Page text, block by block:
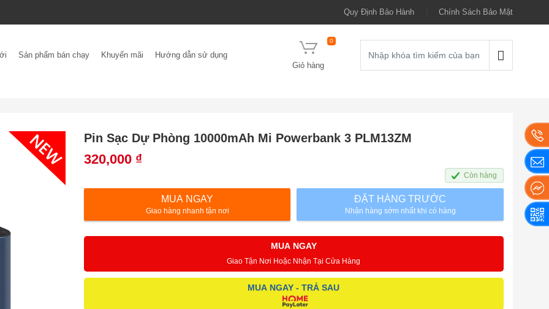
Quy Định Bảo Hành Chính Sách Bảo Mật
Sản phẩm bán chạy Khuyến mãi
Hướng dẫn sử dụng
Giỏ hàng
0
Pin Sạc Dự Phòng 10000mAh Mi Powerbank 3 PLM13ZM
320,000 ₫
Còn hàng
MUA NGAY
Giao hàng nhanh tận nơi
ĐẶT HÀNG TRƯỚC
Nhận hàng sớm nhất khi có hàng
MUA NGAY
Giao Tận Nơi Hoặc Nhận Tại Cửa Hàng
MUA NGAY - TRẢ SAU